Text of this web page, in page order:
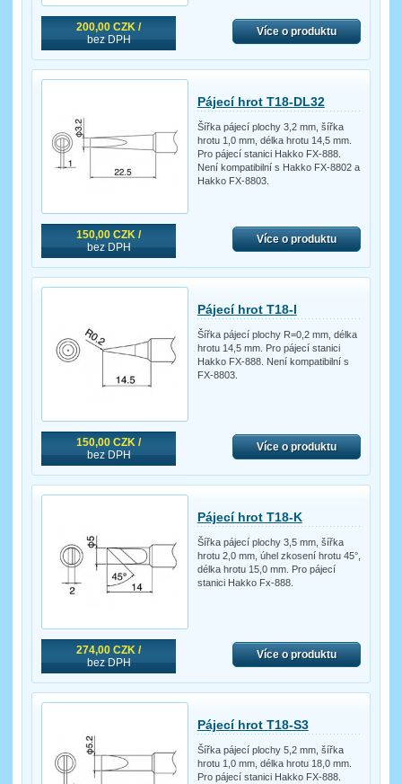
200,00 CZK /
bez DPH
Více o produktu
150,00 CZK /
bez DPH
Pájecí hrot T18-DL32
Šířka pájecí plochy 3,2 mm, šířka
hrotu 1,0 mm, délka hrotu 14,5 mm.
Pro pájecí stanici Hakko FX-888.
Není kompatibilní s Hakko FX-8802 a
Hakko FX-8803.
Více o produktu
150,00 CZK /
bez DPH
Pájecí hrot T18-I
Šířka pájecí plochy R=0,2 mm, délka
hrotu 14,5 mm. Pro pájecí stanici
Hakko FX-888. Není kompatibilní s
FX-8803.
Více o produktu
274,00 CZK /
bez DPH
Pájecí hrot T18-K
Šířka pájecí plochy 3,5 mm, šířka
hrotu 2,0 mm, úhel zkosení hrotu 45°,
délka hrotu 15,0 mm. Pro pájecí
stanici Hakko Fx-888.
Více o produktu
Pájecí hrot T18-S3
Šířka pájecí plochy 5,2 mm, šířka
hrotu 1,0 mm, délka hrotu 18,0 mm.
Pro pájecí stanici Hakko FX-888.